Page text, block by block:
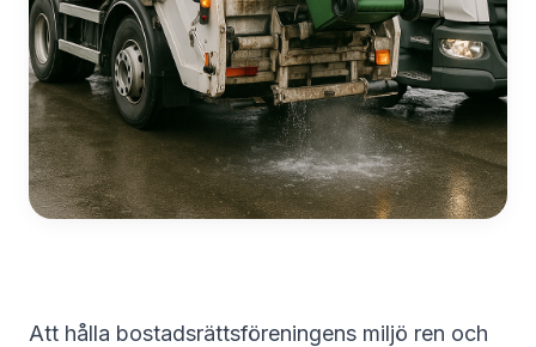
Att hålla bostadsrättsföreningens miljö ren och